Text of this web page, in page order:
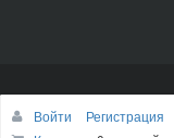
©
Войти
Регистрация